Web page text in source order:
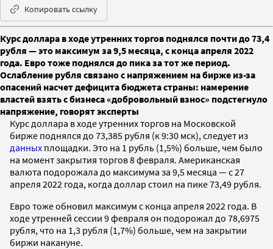
Копировать ссылку
Курс доллара в ходе утренних торгов поднялся почти до 73,4
рубля — это максимум за 9,5 месяца, с конца апреля 2022
года. Евро тоже поднялся до пика за тот же период.
Ослабление рубля связано с напряжением на бирже из-за
опасений насчет дефицита бюджета страны: намерение
властей взять с бизнеса «добровольный взнос» подстегнуло
напряжение, говорят эксперты
Курс доллара в ходе утренних торгов на Московской
бирже поднялся до 73,385 рубля (к 9:30 мск), следует из
данных площадки. Это на 1 рубль (1,5%) больше, чем было
на момент закрытия торгов 8 февраля. Американская
валюта подорожала до максимума за 9,5 месяца — с 27
апреля 2022 года, когда доллар стоил на пике 73,49 рубля.
Евро тоже обновил максимум с конца апреля 2022 года. В
ходе утренней сессии 9 февраля он подорожал до 78,6975
рубля, что на 1,3 рубля (1,7%) больше, чем на закрытии
биржи накануне.